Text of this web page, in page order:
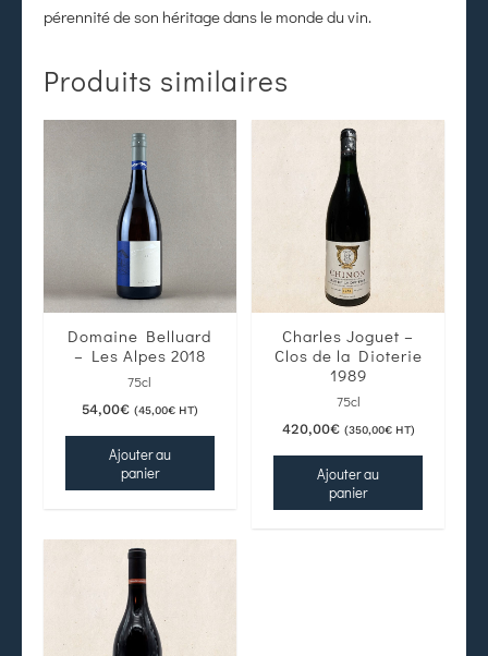
pérennité de son héritage dans le monde du vin.
Produits similaires
Domaine Belluard
– Les Alpes 2018
75cl
54,00€ (45,00€HT)
Ajouter au
panier
Charles Joguet –
Clos de la Dioterie
1989
75cl
420,00€ (350,00€HT)
Ajouter au
panier